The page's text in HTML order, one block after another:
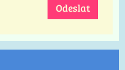
Odeslat